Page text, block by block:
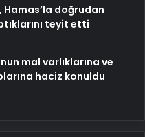
Hamas’la doğrudan
teyit etti
mal varlıklarına ve
haciz konuldu